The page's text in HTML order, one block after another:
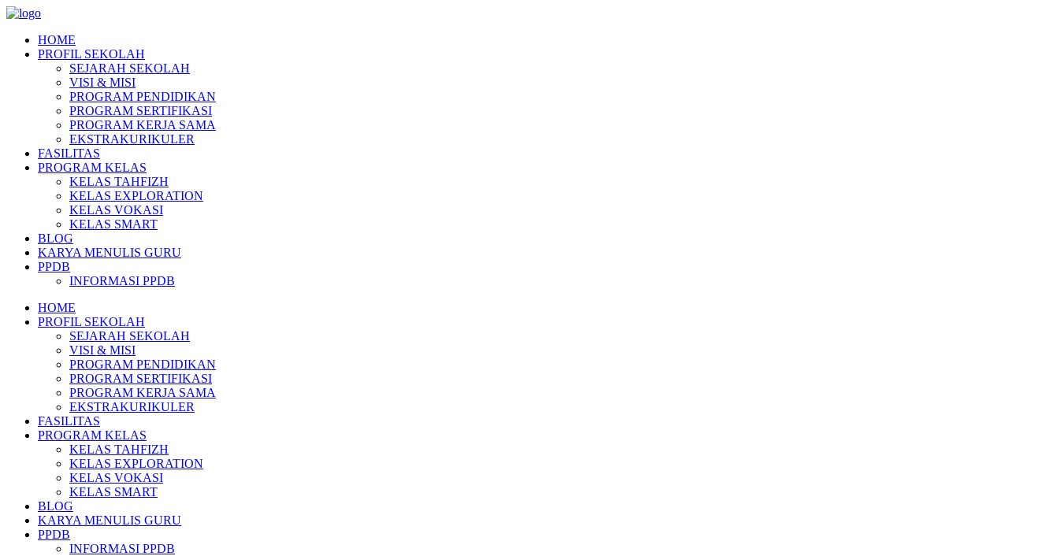
HOME
PROFIL SEKOLAH
SEJARAH SEKOLAH
VISI & MISI
PROGRAM PENDIDIKAN
PROGRAM SERTIFIKASI
PROGRAM KERJA SAMA
EKSTRAKURIKULER
FASILITAS
PROGRAM KELAS
KELAS TAHFIZH
KELAS EXPLORATION
KELAS VOKASI
KELAS SMART
BLOG
KARYA MENULIS GURU
PPDB
INFORMASI PPDB
HOME
PROFIL SEKOLAH
SEJARAH SEKOLAH
VISI & MISI
PROGRAM PENDIDIKAN
PROGRAM SERTIFIKASI
PROGRAM KERJA SAMA
EKSTRAKURIKULER
FASILITAS
PROGRAM KELAS
KELAS TAHFIZH
KELAS EXPLORATION
KELAS VOKASI
KELAS SMART
BLOG
KARYA MENULIS GURU
PPDB
INFORMASI PPDB